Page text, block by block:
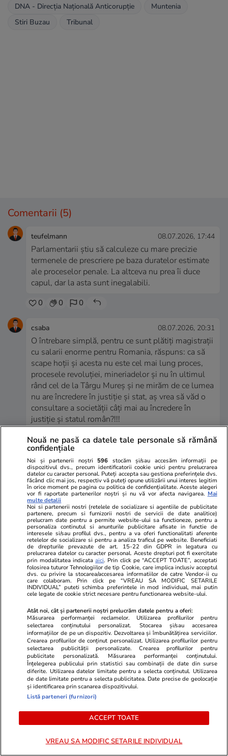
DNA - Direcția Națională Anticorupție
Muntenia
Stiri Buzau
Tribunal
Comentarii (5)
teufelmann 08.07.2026, 17:44
Parlamentarii știu să calculeze cu mare precizie
termenele de prescriere pe baza duratelor estimate
ale proceselor penale. La altceva nu prea îi duce
capul, dar la asta sunt inegalabili.
0 0 0
csaba 08.07.2026, 20:31
O întrebare simplă, pentru ce sunt plătiți magistrații
cu salarii enorme pentru Romania, răspuns: ca să
scape hoții și acesta nu este cel mai lung proces,
procesele revoluției, mineriadelor și nu în ultimul
rând cel de la Târgu Mureș și ne mirăm de ce lumea
nu are încredere în justiție și stat, aș vrea să văd o
consultare a societății câți mai au încredere în
justiție și statul român?!!!
0 0 0
gri57 08.07.2026, 20:44
Caricatură de justiție, șpagă, trafic de influență,
nesimțire crasă - 6000 de euro pensia medie ,
14000 de euro cea mai mare pensie IN PLATĂ a
unui magistrat. Bantustan eșuat !
0 0 0
VEZI TOATE COMENTARIILE (5)
Comentează
comentarii și a te alătura dialogului.
Nouă ne pasă ca datele tale personale să rămână
confidențiale
Noi și partenerii noștri 596 stocăm și/sau accesăm informații pe
dispozitivul dvs., precum identificatorii cookie unici pentru prelucrarea
datelor cu caracter personal. Puteți accepta sau gestiona preferințele dvs.
făcând clic mai jos, respectiv vă puteți opune utilizării unui interes legitim
în orice moment pe pagina cu politica de confidențialitate. Aceste alegeri
vor fi raportate partenerilor noștri și nu vă vor afecta navigarea. Mai
multe detalii
Noi si partenerii nostri (retelele de socializare si agentiile de publicitate
partenere, precum si furnizorii nostri de servicii de date analitice)
prelucram date pentru a permite website-ului sa functioneze, pentru a
personaliza continutul si anunturile publicitare afisate in functie de
interesele si/sau profilul dvs., pentru a va oferi functionalitati aferente
retelelor de socializare si pentru a analiza traficul pe website. Beneficiati
de drepturile prevazute de art. 15-22 din GDPR in legatura cu
prelucrarea datelor cu caracter personal. Aceste drepturi pot fi exercitate
prin modalitatea indicataaici. Prin click pe “ACCEPT TOATE”, acceptati
folosirea tuturor Tehnologiilor de tip Cookie, care implica inclusiv acceptul
dvs. cu privire la stocarea/accesarea informatiilor de catre Vendor-ii cu
care colaboram. Prin click pe “VREAU SA MODIFIC SETARILE
INDIVIDUAL” puteti schimba preferintele in mod individual, mai putin
cele legate de cookie strict necesare pentru functionarea website-ului.
Atât noi, cât și partenerii noștri prelucrăm datele pentru a oferi:
Măsurarea performanței reclamelor. Utilizarea profilurilor pentru
selectarea conținutului personalizat. Stocarea și/sau accesarea
informațiilor de pe un dispozitiv. Dezvoltarea și îmbunătățirea serviciilor.
Crearea profilurilor de conținut personalizat. Utilizarea profilurilor pentru
selectarea publicității personalizate. Crearea profilurilor pentru
publicitate personalizată. Măsurarea performanței conținutului.
Înțelegerea publicului prin statistici sau combinații de date din surse
diferite. Utilizarea datelor limitate pentru a selecta conținutul. Utilizarea
de date limitate pentru a selecta publicitatea. Date precise de geolocație
și identificarea prin scanarea dispozitivului.
Listă parteneri (furnizori)
ACCEPT TOATE
VREAU SA MODIFIC SETARILE INDIVIDUAL